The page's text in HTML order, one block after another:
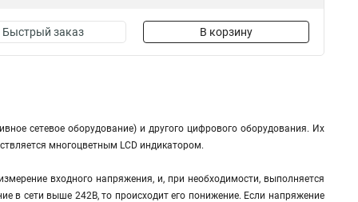
Быстрый заказ В корзину
сетевое оборудование) и другого цифрового оборудования. Их
многоцветным LCD индикатором.
входного напряжения, и, при необходимости, выполняется
в сети выше 242В, то происходит его понижение. Если напряжение